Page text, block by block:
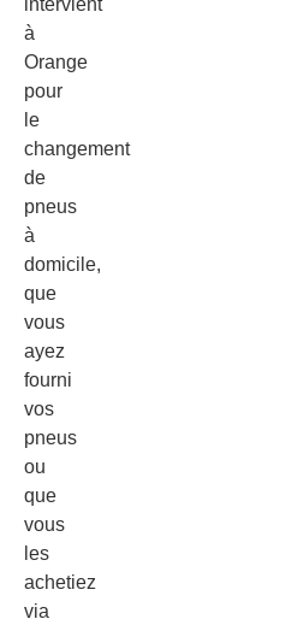
intervient
à
Orange
pour
le
changement
de
pneus
à
domicile,
que
vous
ayez
fourni
vos
pneus
ou
que
vous
les
achetiez
via